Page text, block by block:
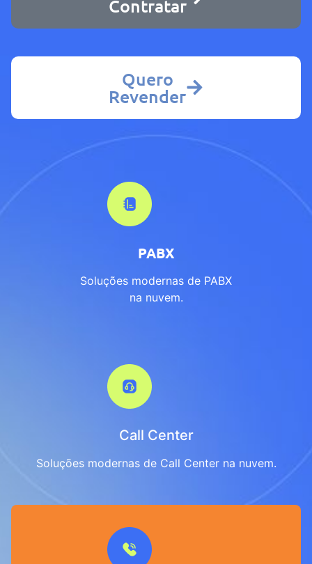
PABX
Soluções modernas de PABX
na nuvem.
Call Center
Soluções modernas de Call Center na nuvem.
Contratar
Quero
Revender